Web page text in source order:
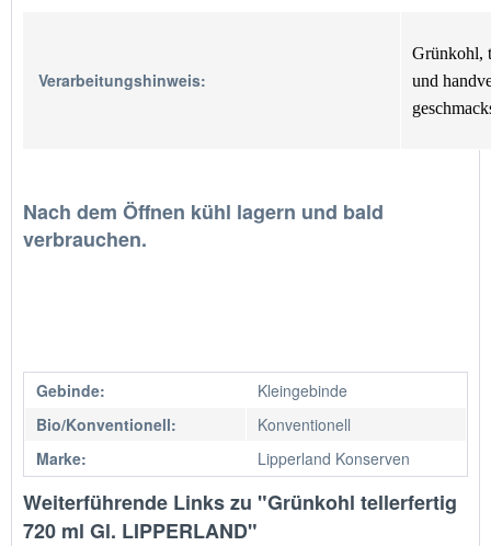
Verarbeitungshinweis:
Grünkohl,
und
Nach dem Öffnen kühl lagern und bald
verbrauchen.
Gebinde:
Kleingebinde
Bio/Konventionell:
Konventionell
Marke:
Lipperland Konserven
Weiterführende Links zu "Grünkohl tellerfertig
720 ml Gl. LIPPERLAND"